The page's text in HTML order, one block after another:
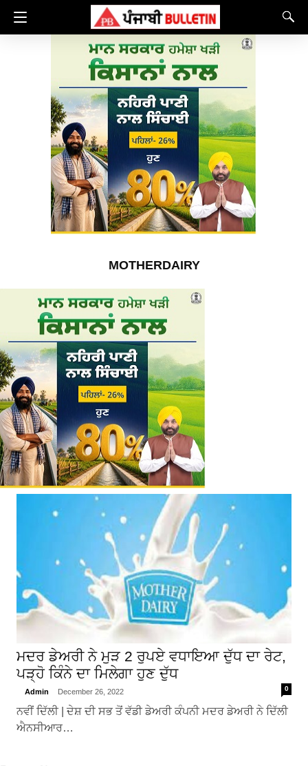
MOTHERDAIRY
ਮਦਰ ਡੇਅਰੀ ਨੇ ਮੁੜ 2 ਰੁਪਏ ਵਧਾਇਆ ਦੁੱਧ ਦਾ ਰੇਟ,
ਪੜ੍ਹੋ ਕਿੰਨੇ ਦਾ ਮਿਲੇਗਾ ਹੁਣ ਦੁੱਧ
Admin December 26, 2022 0
ਨਵੀਂ ਦਿੱਲੀ | ਦੇਸ਼ ਦੀ ਸਭ ਤੋਂ ਵੱਡੀ ਡੇਅਰੀ ਕੰਪਨੀ ਮਦਰ ਡੇਅਰੀ ਨੇ ਦਿੱਲੀ
ਐਨਸੀਆਰ…